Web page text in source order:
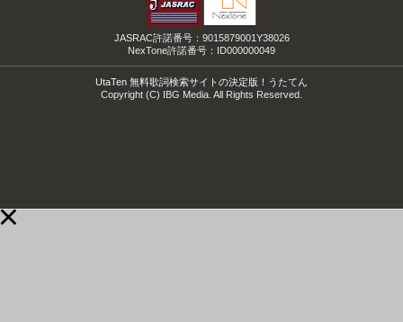
JASRAC許諾番号：9015879001Y38026
NexTone許諾番号：ID000000049
UtaTen 無料歌詞検索サイトの決定版！うたてん
Copyright (C) IBG Media. All Rights Reserved.